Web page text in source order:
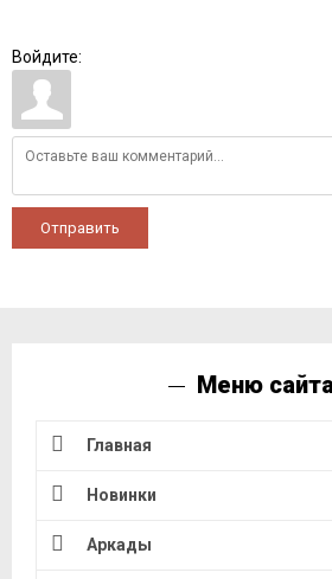
Войдите:
Отправить
Меню
Главная
Новинки
Аркады